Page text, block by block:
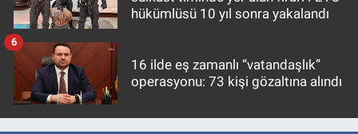
hükümlüsü 10 yıl sonra yakalandı
16 ilde eş zamanlı “vatandaşlık”
operasyonu: 73 kişi gözaltına alındı
6